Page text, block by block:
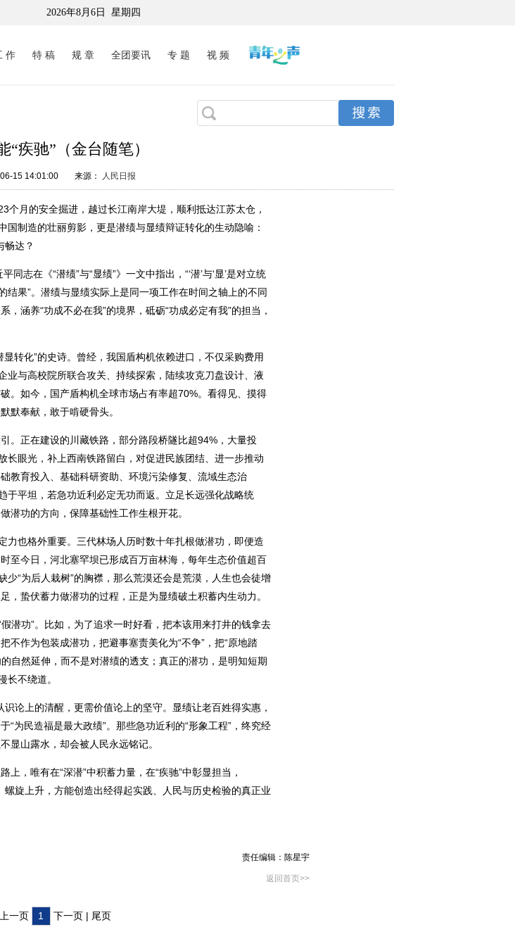
2026年8月6日 星期四
作 特 稿 规 章 全团要讯 专 题 视 频
“疾驰”（金台随笔）
15 14:01:00 来源： 人民日报
月的安全掘进，越过长江南岸大堤，顺利抵达江苏太仓，
国制造的壮丽剪影，更是潜绩与显绩辩证转化的生动隐喻：
畅达？
在《“潜绩”与“显绩”》一文中指出，“‘潜’与‘显’是对立统
’的结果”。潜绩与显绩实际上是同一项工作在时间之轴上的不同
涵养“功成不必在我”的境界，砥砺“功成必定有我”的担当，
化”的史诗。曾经，我国盾构机依赖进口，不仅采购费用
业与高校院所联合攻关、持续探索，陆续攻克刀盘设计、液
。如今，国产盾构机全球市场占有率超70%。看得见、摸得
默奉献，敢于啃硬骨头。
正在建设的川藏铁路，部分路段桥隧比超94%，大量投
长眼光，补上西南铁路留白，对促进民族团结、进一步推动
教育投入、基础科研资助、环境污染修复、流域生态治
平坦，若急功近利必定无功而返。立足长远强化战略统
潜功的方向，保障基础性工作生根开花。
也格外重要。三代林场人历时数十年扎根做潜功，即便造
至今日，河北塞罕坝已形成百万亩林海，每年生态价值超百
少“为后人栽树”的胸襟，那么荒漠还会是荒漠，人生也会徒增
，蛰伏蓄力做潜功的过程，正是为显绩破土积蓄内生动力。
功”。比如，为了追求一时好看，把本该用来打井的钱拿去
不作为包装成潜功，把避事塞责美化为“不争”，把“原地踏
自然延伸，而不是对潜绩的透支；真正的潜功，是明知短期
长不绕道。
论上的清醒，更需价值论上的坚守。显绩让老百姓得实惠，
“为民造福是最大政绩”。那些急功近利的“形象工程”，终究经
显山露水，却会被人民永远铭记。
，唯有在“深潜”中积蓄力量，在“疾驰”中彰显担当，
螺旋上升，方能创造出经得起实践、人民与历史检验的真正业
责任编辑：陈星宇
返回首页>>
一页 1 下一页 | 尾页